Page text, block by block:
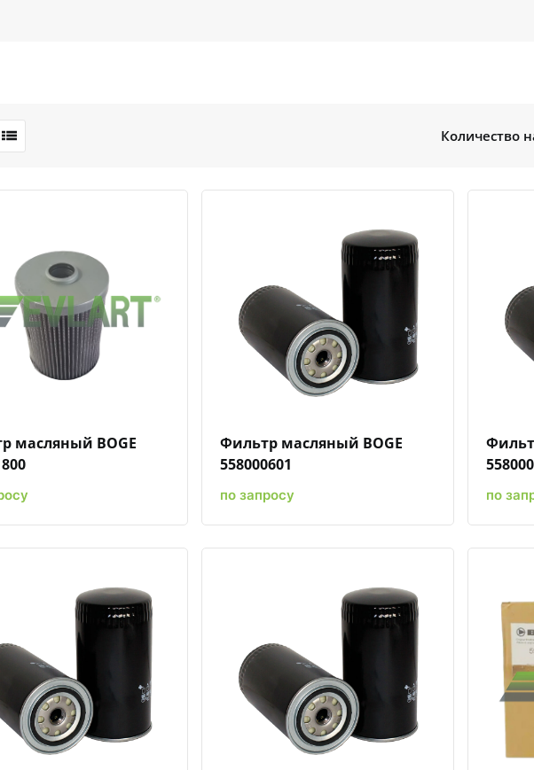
Количество
Быстрый просмотрДобавить к сравнению
Добавить в избранное
масляный BOGE
Быстрый просмотрДобавить к сравнениюДобавить в избранное
Фильтр масляный BOGE
558000601
по запросу по
Быстрый просмотрДобавить к сравнениюДобавить в избранное Быстрый просмотрДобавить к сравнениюДобавить в избранное